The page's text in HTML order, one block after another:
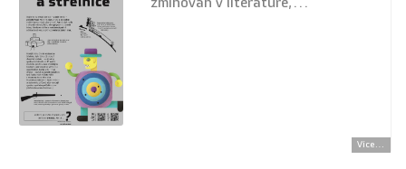
Více...